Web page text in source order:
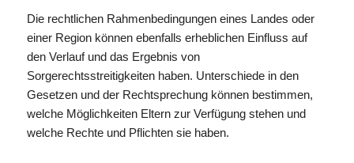
Die rechtlichen Rahmenbedingungen eines Landes oder
einer Region können ebenfalls erheblichen Einfluss auf
den Verlauf und das Ergebnis von
Sorgerechtsstreitigkeiten haben. Unterschiede in den
Gesetzen und der Rechtsprechung können bestimmen,
welche Möglichkeiten Eltern zur Verfügung stehen und
welche Rechte und Pflichten sie haben.